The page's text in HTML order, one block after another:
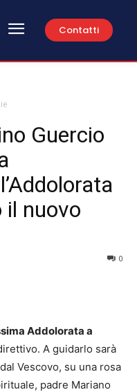
Contatti
Guercio
il nuovo
0
Addolorata a
A guidarlo sarà
Vescovo, su una rosa
padre Mariano